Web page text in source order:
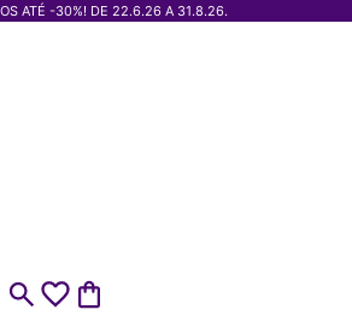
ATÉ -30%! DE 22.6.26 A 31.8.26.
página da conta
Abrir pesquisaAbrir cesto